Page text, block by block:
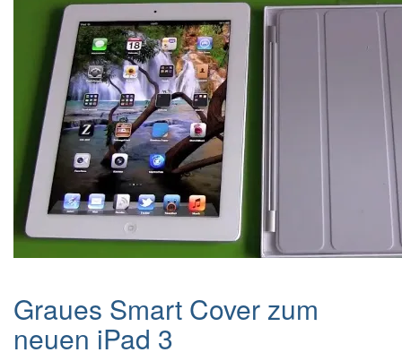
Graues Smart Cover zum
neuen iPad 3